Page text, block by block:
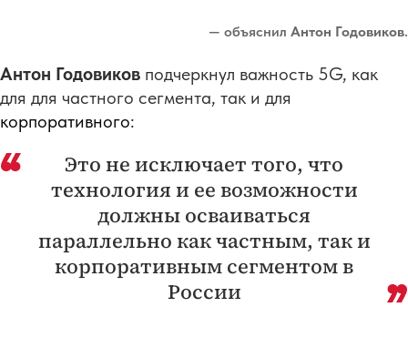
— объяснил Антон Годовиков.
Антон Годовиков подчеркнул важность 5G, как
для для частного сегмента, так и для
корпоративного:
Это не исключает того, что
технология и ее возможности
должны осваиваться
параллельно как частным, так и
корпоративным сегментом в
России